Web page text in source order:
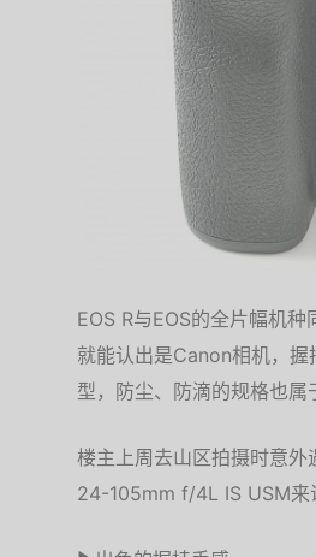
EOS R与EOS的全片幅机
就能认出是Canon相机，
型，防尘、防滴的规格也属
楼主上周去山区拍摄时意
24-105mm f/4L IS USM来